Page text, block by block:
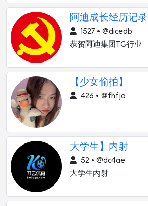
阿迪成长经历记录
1527 • @dicedb
恭贺阿迪集团TG行业
【少女偷拍】
426 • @fhfja
大学生】内射
52 • @dc4ae
大学生内射